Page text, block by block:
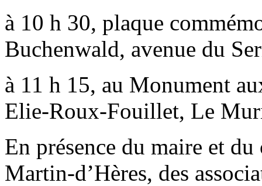
à 10 h 30, plaque
Buchenwald, avenue du
à 11 h 15, au Monument
Elie-Roux-Fouillet, Le
En présence du maire et
Martin-d’Hères, des